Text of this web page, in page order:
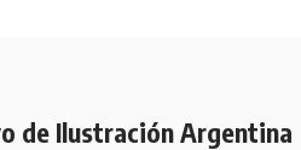
de Ilustración Argentina